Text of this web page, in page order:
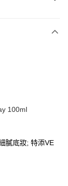
100ml
膩底妝; 特添VE